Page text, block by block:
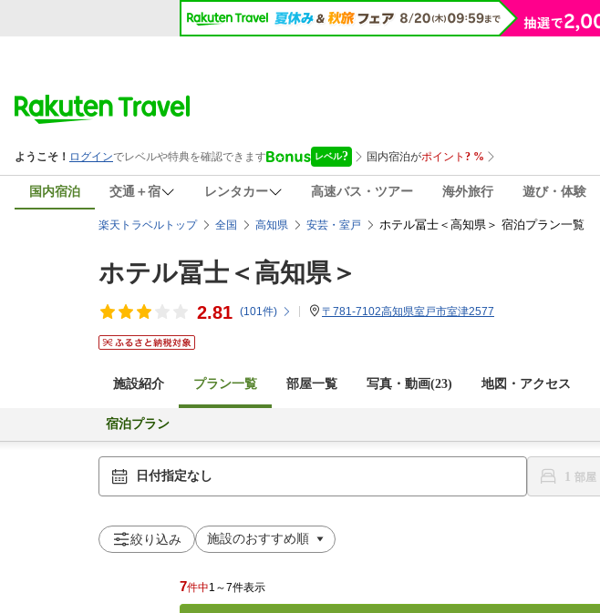
国内宿泊 交通＋宿 レンタカー 高速バス・ツアー 海外旅行 遊び・体験
楽天トラベルトップ 全国 高知県 安芸・室戸 ホテル冨士＜高知県＞ 宿泊プラン一覧
ホテル冨士＜高知県＞
2.81 (101件) 〒781-7102高知県室戸市室津2577
施設紹介 プラン一覧 部屋一覧 写真・動画(23) 地図・アクセス
宿泊プラン
日付指定なし 1
絞り込み
7件中1～7件表示